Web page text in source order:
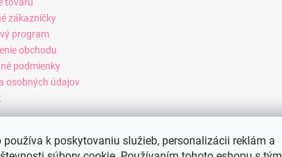
používa k poskytovaniu služieb, personalizácii reklám a
zákazníčky
program
obchodu
podmienky
osobných údajov